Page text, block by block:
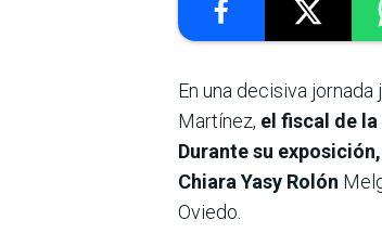
En una decisiva
Martínez, el fiscal de
Durante su
Chiara Yasy Rolón
Oviedo.